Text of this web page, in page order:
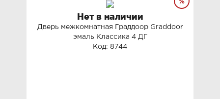
Нет в наличии
Дверь межкомнатная Граддоор Graddoor
эмаль Классика 4 ДГ
Код: 8744